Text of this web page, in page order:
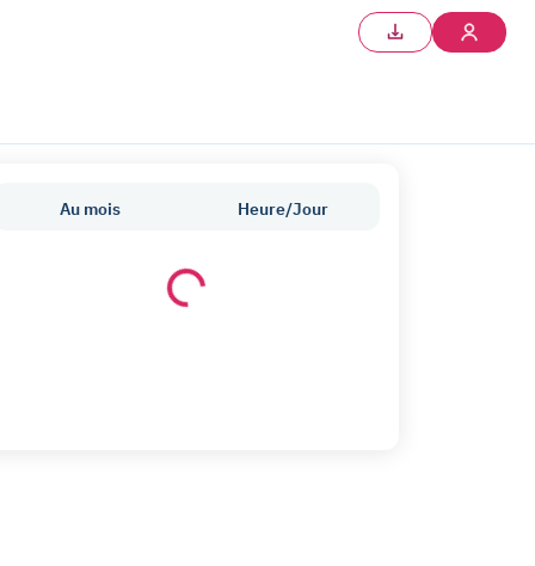
Au mois Heure/Jour